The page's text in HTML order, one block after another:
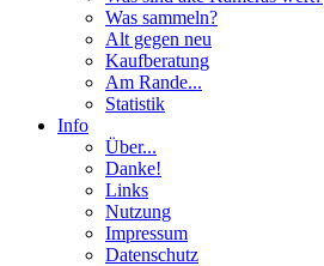
Was sammeln?
Alt gegen neu
Kaufberatung
Am Rande...
Statistik
Info
Über...
Danke!
Links
Nutzung
Impressum
Datenschutz